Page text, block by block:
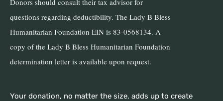
Donors should consult their tax advisor for
questions regarding deductibility. The Lady B Bless
Humanitarian Foundation EIN is 83-0568134. A
copy of the Lady B Bless Humanitarian Foundation
determination letter is available upon request.
Your donation, no matter the size, adds up to create